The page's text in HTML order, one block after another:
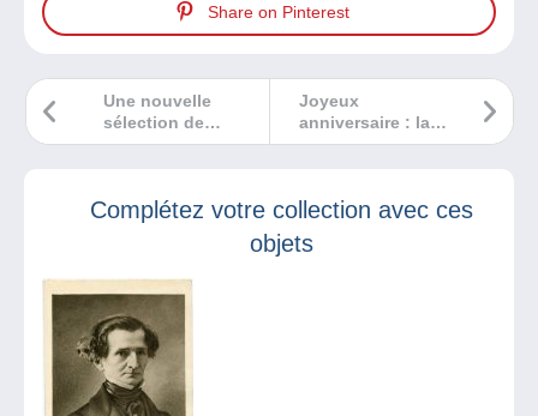
Share on Pinterest
Joyeux
anniversaire : la
Colombe de Bâle a
Une nouvelle
sélection de
bandes dessinées
Complétez votre collection avec ces
objets